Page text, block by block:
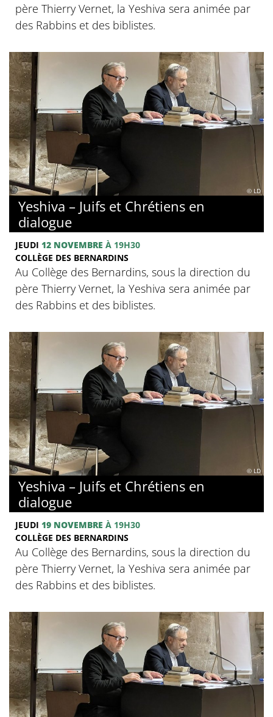
père Thierry Vernet, la Yeshiva sera animée par
des Rabbins et des biblistes.
© LD
Yeshiva – Juifs et Chrétiens en
dialogue
JEUDI 12 NOVEMBRE À 19H30
COLLÈGE DES BERNARDINS
Au Collège des Bernardins, sous la direction du
père Thierry Vernet, la Yeshiva sera animée par
des Rabbins et des biblistes.
© LD
Yeshiva – Juifs et Chrétiens en
dialogue
JEUDI 19 NOVEMBRE À 19H30
COLLÈGE DES BERNARDINS
Au Collège des Bernardins, sous la direction du
père Thierry Vernet, la Yeshiva sera animée par
des Rabbins et des biblistes.